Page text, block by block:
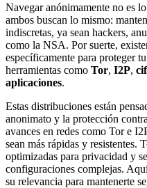
Navegar anónimamente no es
ambos buscan lo mismo:
indiscretas, ya sean hackers,
como la NSA. Por suerte,
específicamente para proteger
herramientas como Tor, I2P,
aplicaciones.
Estas distribuciones están
anonimato y la protección
avances en redes como Tor e
sean más rápidas y resistentes.
optimizadas para privacidad y
configuraciones complejas.
su relevancia para mantenerte